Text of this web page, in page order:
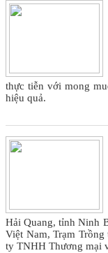
thực tiễn với mong
hiệu quả.
Hải Quang, tỉnh Ninh
Việt Nam, Trạm
ty TNHH Thương mại